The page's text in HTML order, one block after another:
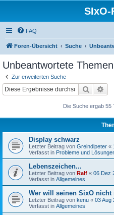
SIxO-
FAQ
Foren-Übersicht Suche
Unbeantwortete Themen
Zur erweiterten Suche
Suche
Die Suche ergab 55
Display schwarz
Letzter Beitrag von Greindlpeter «
Verfasst in Probleme und
Lebenszeichen...
Letzter Beitrag von Ralf « 06 Dez
Verfasst in Allgemeines
Wer will seinen SixO nicht
Letzter Beitrag von kenu « 03 Aug
Verfasst in Allgemeines